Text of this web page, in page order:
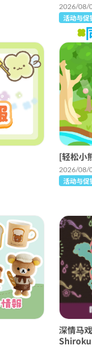
2026/08/
活动与促
[轻松小
2026/08/
活动与促
深情马